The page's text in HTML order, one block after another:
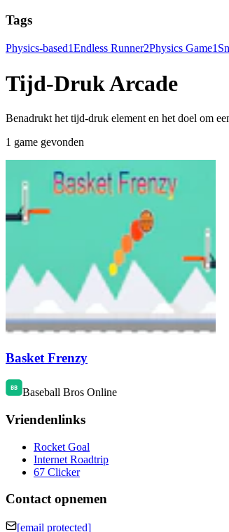
Tags
Physics-based1Endless Runner2Physics Game1
Tijd-Druk Arcade
Benadrukt het tijd-druk element en het doel om
1 game gevonden
Basket Frenzy
Baseball Bros Online
Vriendenlinks
Rocket Goal
Internet Roadtrip
67 Clicker
Contact opnemen
[email protected]